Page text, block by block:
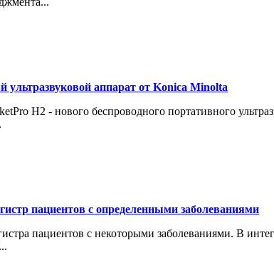
аппарат от Konica Minolta
H2 - нового беспроводного портативного
пациентов с определенными заболеваниями
пациентов с некоторыми заболеваниями. В